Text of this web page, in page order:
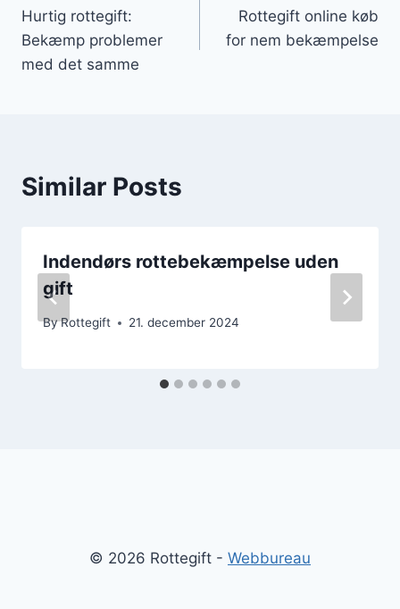
Hurtig rottegift:
Bekæmp problemer
med det samme
Rottegift online køb
for nem bekæmpelse
Similar Posts
Indendørs rottebekæmpelse uden
gift
ByRottegift 21. december 2024
© 2026 Rottegift - Webbureau